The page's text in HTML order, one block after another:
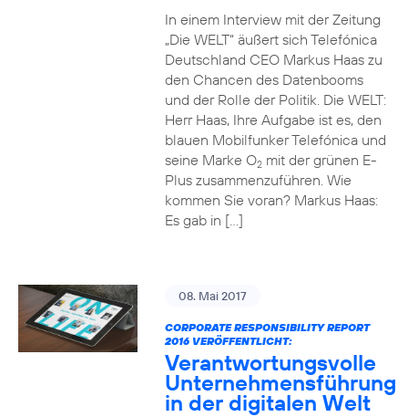
In einem Interview mit der Zeitung
„Die WELT“ äußert sich Telefónica
Deutschland CEO Markus Haas zu
den Chancen des Datenbooms
und der Rolle der Politik. Die WELT:
Herr Haas, Ihre Aufgabe ist es, den
blauen Mobilfunker Telefónica und
seine Marke O2mit der grünen E-
Plus zusammenzuführen. Wie
kommen Sie voran? Markus Haas:
Es gab in […]
08. Mai 2017
CORPORATE RESPONSIBILITY REPORT
2016 VERÖFFENTLICHT:
Verantwortungsvolle
Unternehmensführung
in der digitalen Welt